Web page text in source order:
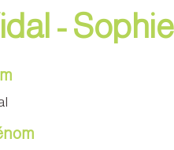
- Sophie